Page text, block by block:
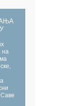
на
Саве